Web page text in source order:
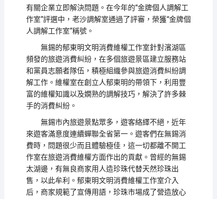
有關企業立即解決問題。在今年的“金牌個人調解工
作室”評選中，老沙調解室通過了評審，榮獲“金牌個
人調解工作室”稱號。
無錫的郁東明文明消費維權工作室針對濱湖區
頻發的旅遊消費糾紛，在多個旅遊景區建立服務站
和黨員志願者隊伍，積極組織參與旅遊消費糾紛調
解工作。維權室在創立人郁東明的帶領下，利用豐
富的維權知識以及嫻熟的調解技巧，解決了許多棘
手的消費糾紛。
無錫市內旅遊景點眾多，遊客絡繹不絕，近年
來遊客滿意度連續蟬聯全省第一。遊客們在無錫消
費時，問題很少而且體驗極佳，這一切都離不開工
作室在旅遊消費維權方面作出的貢獻。曾經的無錫
太湖邊，有無良商家用人造珍珠代替天然珍珠出
售，以此牟利。郁東明文明消費維權工作室介入
后，商家規範了宣傳用語，珍珠市場成了營造放心